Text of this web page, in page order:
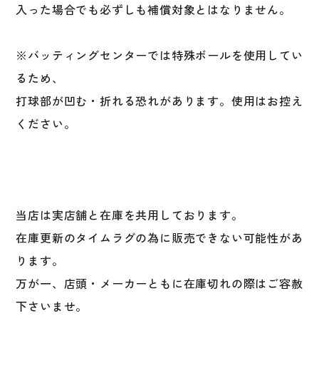
入った場合でも必ずしも補償対象とはなりません。
※バッティングセンターでは特殊ボールを使用してい
るため、
打球部が凹む・折れる恐れがあります。使用はお控え
ください。
当店は実店舗と在庫を共用しております。
在庫更新のタイムラグの為に販売できない可能性があ
ります。
万が一、店頭・メーカーともに在庫切れの際はご容赦
下さいませ。